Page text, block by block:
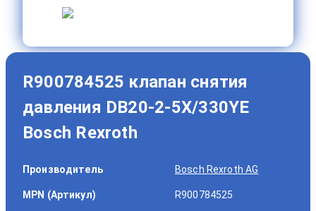
R900784525 клапан снятия
давления DB20-2-5X/330YE
Bosch Rexroth
Производитель Bosch Rexroth AG
MPN (Артикул) R900784525